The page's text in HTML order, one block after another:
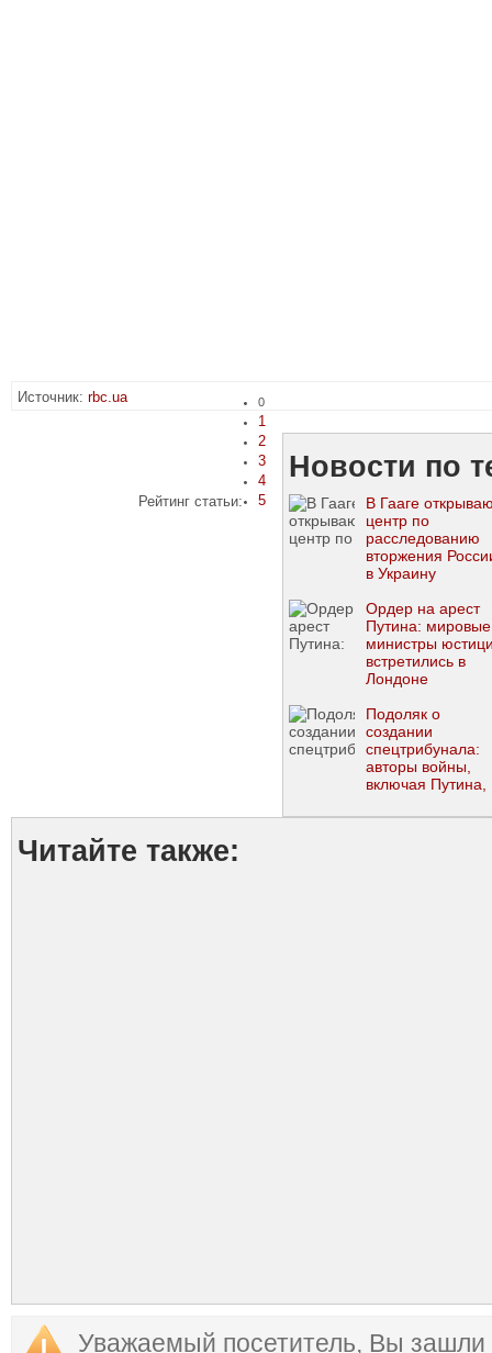
Источник: rbc.ua
Рейтинг статьи:
0
1
2
3
4
5
Новости по
В Гааге
центр по
расследованию
вторжения
в Украину
Ордер на арест
Путина: мировые
министры
встретились в
Лондоне
Подоляк о
создании
спецтрибунала:
авторы войны,
включая Путина,
приговоры
Читайте также:
Уважаемый посетитель, Вы зашли